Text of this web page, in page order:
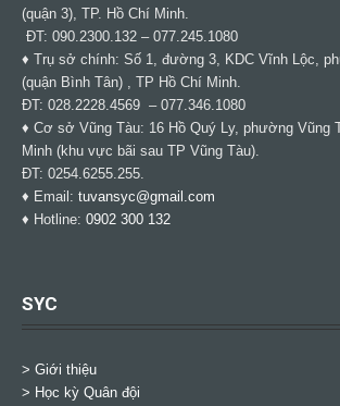
(quận 3), TP. Hồ Chí Minh.
ĐT: 090.2300.132 – 077.245.1080
♦ Trụ sở chính: Số 1, đường 3, KDC Vĩnh Lộc,
(quận Bình Tân) , TP Hồ Chí Minh.
ĐT: 028.2228.4569 – 077.346.1080
♦ Cơ sở Vũng Tàu: 16 Hồ Quý Ly, phường Vũng
Minh (khu vực bãi sau TP Vũng Tàu).
ĐT: 0254.6255.255.
♦ Email: tuvansyc@gmail.com
♦ Hotline: 0902 300 132
SYC
> Giới thiệu
> Học kỳ Quân đội